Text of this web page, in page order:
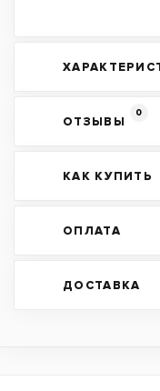
ОТЗЫВЫ
0
КАК КУПИТЬ
ОПЛАТА
ДОСТАВКА